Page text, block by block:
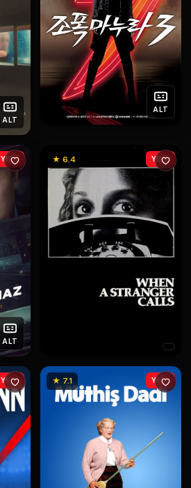
ALT
ALT
ALT
YENİ ★ 6.4 YENİ
YENİ ★ 7.1 YENİ